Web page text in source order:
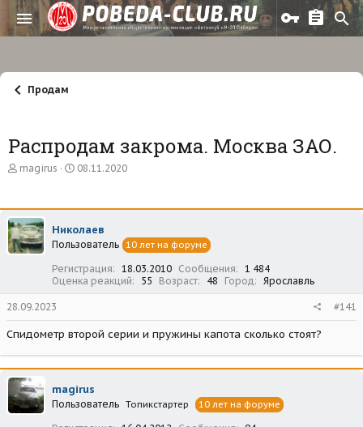
Продам
Распродам закрома. Москва ЗАО.
А
о
р
т
е
magirus
Д
а
а
ч
л
а
08.11.2020
Николаев
Пользователь 10 лет на форуме
Регистрация 18.03.2010 Сообщения
1 484
Оценка реакций
55 Возраст 48 Город Ярославль
28.09.2023 #141
Спидометр второй серии и пружины капота сколько стоят?
magirus
Пользователь Топикстартер 10 лет на форуме